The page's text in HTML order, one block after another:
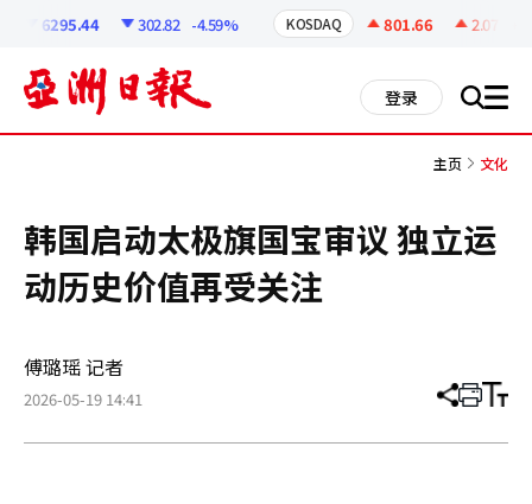
6295.44 302.82 -4.59% KOSDAQ 801.66 2.07
登录 搜 all
主页 文化
韩国启动太极旗国宝审议 独立运
动历史价值再受关注
傅璐瑶 记者
2026-05-19 14:41 分
章
打 调
小